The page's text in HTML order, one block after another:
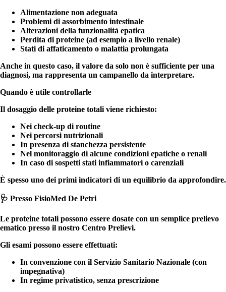
Alimentazione non adeguata
Problemi di assorbimento intestinale
Alterazioni della funzionalità epatica
Perdita di proteine (ad esempio a livello renale)
Stati di affaticamento o malattia prolungata
Anche in questo caso, il valore da solo non è sufficiente per una
diagnosi, ma rappresenta un campanello da interpretare.
Quando è utile controllarle
Il dosaggio delle proteine totali viene richiesto:
Nei check-up di routine
Nei percorsi nutrizionali
In presenza di stanchezza persistente
Nel monitoraggio di alcune condizioni epatiche o renali
In caso di sospetti stati infiammatori o carenziali
È spesso uno dei primi indicatori di un equilibrio da approfondire.
🩺 Presso FisioMed De Petri
Le proteine totali possono essere dosate con un semplice prelievo
ematico presso il nostro Centro Prelievi.
Gli esami possono essere effettuati:
In convenzione con il Servizio Sanitario Nazionale (con
impegnativa)
In regime privatistico, senza prescrizione